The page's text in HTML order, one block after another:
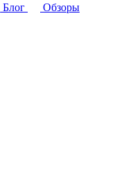
Блог
Обзоры